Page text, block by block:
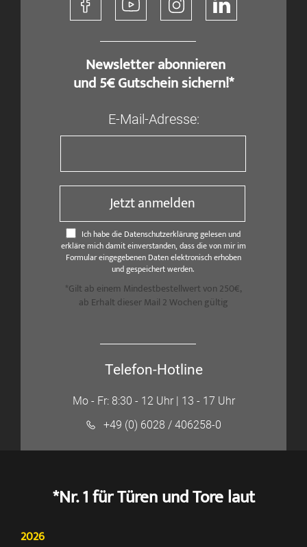
​ Newsletter abonnieren
und 5€ Gutschein sichern!*
E-Mail-Adresse:
Jetzt anmelden
Ich habe die Datenschutzerklärung gelesen und
erkläre mich damit einverstanden, dass die von mir im
Formular eingegebenen Daten elektronisch erhoben
und gespeichert werden.
*Gilt ab einem Mindestbestellwert von 250€,
ab Erhalt dieser Mail 2 Wochen gültig
Telefon-Hotline
Mo - Fr: 8:30 - 12 Uhr | 13 - 17 Uhr
+49 (0) 6028 / 406258-0
*Nr. 1 für Türen und Tore laut
2026